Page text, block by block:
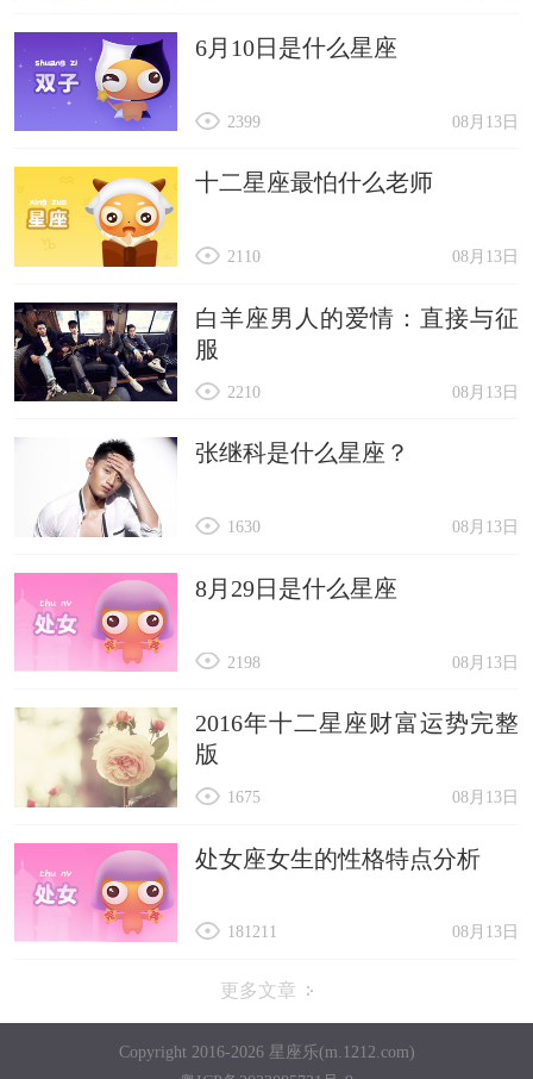
6月10日是什么星座
08月13日
2399
十二星座最怕什么老师
08月13日
2110
白羊座男人的爱情：直接与征
服
08月13日
2210
张继科是什么星座？
08月13日
1630
8月29日是什么星座
08月13日
2198
2016年十二星座财富运势完整
版
08月13日
1675
处女座女生的性格特点分析
08月13日
181211
更多文章
Copyright 2016-2026 星座乐(m.1212.com)